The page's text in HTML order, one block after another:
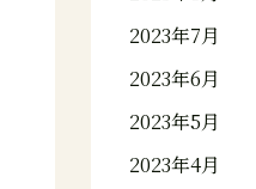
2023年7月
2023年6月
2023年5月
2023年4月